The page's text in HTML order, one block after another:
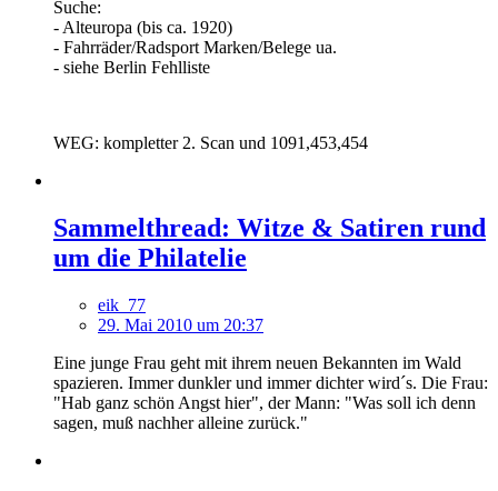
Suche:
- Alteuropa (bis ca. 1920)
- Fahrräder/Radsport Marken/Belege ua.
- siehe Berlin Fehlliste
WEG: kompletter 2. Scan und 1091,453,454
Sammelthread: Witze & Satiren rund
um die Philatelie
eik_77
29. Mai 2010 um 20:37
Eine junge Frau geht mit ihrem neuen Bekannten im Wald
spazieren. Immer dunkler und immer dichter wird´s. Die Frau:
"Hab ganz schön Angst hier", der Mann: "Was soll ich denn
sagen, muß nachher alleine zurück."